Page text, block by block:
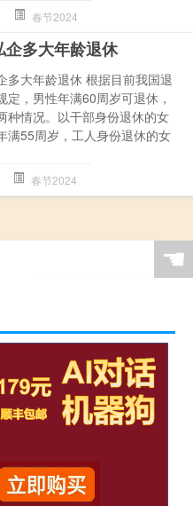
春节2024
企多大年龄退休
多大年龄退休 根据目前我国退
定，男性年满60周岁可退休，
种情况。以干部身份退休的女
满55周岁，工人身份退休的女
春节2024
☚